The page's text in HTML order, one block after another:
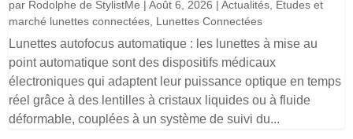
par Rodolphe de StylistMe |Août 6, 2026 |Actualités Etudes et
marché lunettes connectées Lunettes Connectées
Lunettes autofocus automatique : les lunettes à mise au
point automatique sont des dispositifs médicaux
électroniques qui adaptent leur puissance optique en temps
réel grâce à des lentilles à cristaux liquides ou à fluide
déformable, couplées à un système de suivi du...